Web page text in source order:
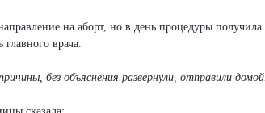
на аборт, но в день процедуры получила
врача.
без объяснения развернули, отправили домой.